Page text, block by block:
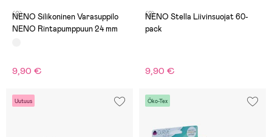
(0)
NENO Silikoninen Varasuppilo
NENO Rintapumppuun 24 mm
9,90 €
(2)
NENO Stella Liivinsuojat 60-
pack
9,90 €
Uutuus Öko-Tex